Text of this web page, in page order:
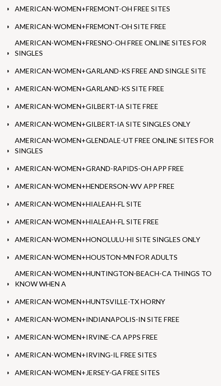
AMERICAN-WOMEN+FREMONT-OH FREE SITES
AMERICAN-WOMEN+FREMONT-OH SITE FREE
AMERICAN-WOMEN+FRESNO-OH FREE ONLINE SITES FOR
SINGLES
AMERICAN-WOMEN+GARLAND-KS FREE AND SINGLE SITE
AMERICAN-WOMEN+GARLAND-KS SITE FREE
AMERICAN-WOMEN+GILBERT-IA SITE FREE
AMERICAN-WOMEN+GILBERT-IA SITE SINGLES ONLY
AMERICAN-WOMEN+GLENDALE-UT FREE ONLINE SITES FOR
SINGLES
AMERICAN-WOMEN+GRAND-RAPIDS-OH APP FREE
AMERICAN-WOMEN+HENDERSON-WV APP FREE
AMERICAN-WOMEN+HIALEAH-FL SITE
AMERICAN-WOMEN+HIALEAH-FL SITE FREE
AMERICAN-WOMEN+HONOLULU-HI SITE SINGLES ONLY
AMERICAN-WOMEN+HOUSTON-MN FOR ADULTS
AMERICAN-WOMEN+HUNTINGTON-BEACH-CA THINGS TO
KNOW WHEN A
AMERICAN-WOMEN+HUNTSVILLE-TX HORNY
AMERICAN-WOMEN+INDIANAPOLIS-IN SITE FREE
AMERICAN-WOMEN+IRVINE-CA APPS FREE
AMERICAN-WOMEN+IRVING-IL FREE SITES
AMERICAN-WOMEN+JERSEY-GA FREE SITES